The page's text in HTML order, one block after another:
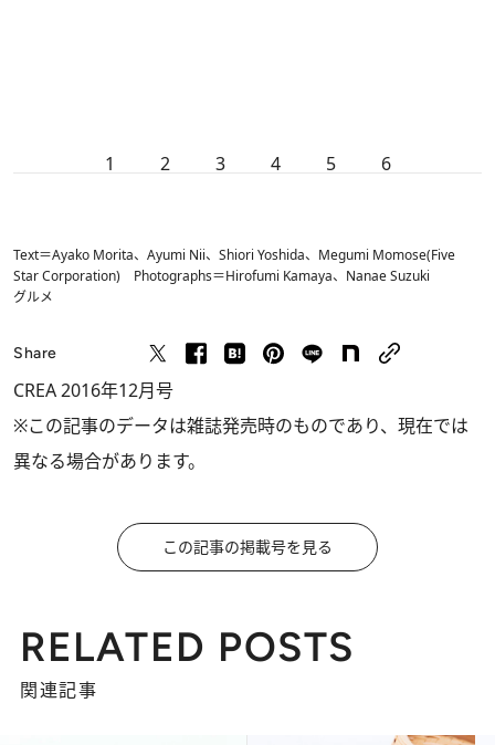
1 2 3 4 5 6
Text＝Ayako Morita、Ayumi Nii、Shiori Yoshida、Megumi Momose(Five
Star Corporation) Photographs＝Hirofumi Kamaya、Nanae Suzuki
グルメ
Share
CREA 2016年12月号
※この記事のデータは雑誌発売時のものであり、現在では
異なる場合があります。
この記事の掲載号を見る
RELATED POSTS
関連記事